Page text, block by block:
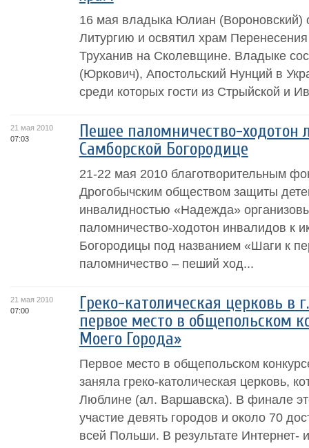
16 мая владыка Юлиан (Вороновский)
Литургию и освятил храм
Труханив на Сколевщине. Владыке
(Юркович), Апостольский Нунций в
среди которых гости из Стрыйской и
21 мая 2010
07:03
Пешее паломничество-
Самборской Богородице
21-22 мая 2010 благотворительным
Дрогобычским обществом защиты
инвалидностью «Надежда»
паломничество-ходотон инвалидов к
Богородицы под названием «Шаги к
паломничество – пеший ход...
21 мая 2010
07:00
Греко-католическая церковь в
первое место в общепольском
Моего Города»
Первое место в общепольском
заняла греко-католическая церковь,
Люблине (ал. Варшавска). В финале
участие девять городов и около 70
всей Польши. В результате Интернет-